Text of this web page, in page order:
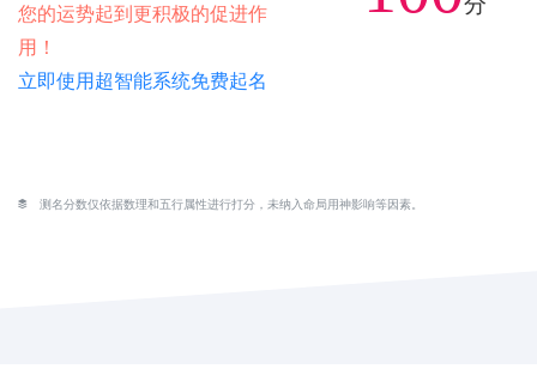
您的运势起到更积极的促进作
用！
立即使用超智能系统免费起名
测名分数仅依据数理和五行属性进行打分，未纳入命局用神影响等因素。